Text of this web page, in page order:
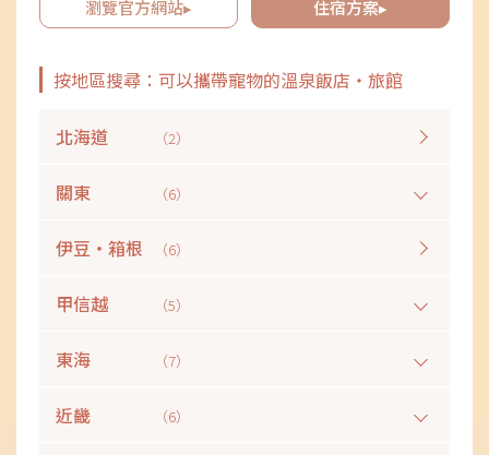
瀏覽官方網站▸ 住宿方案▸
按地區搜尋：可以攜帶寵物的溫泉飯店・旅館
北海道 （2）
關東 （6）
伊豆・箱根 （6）
甲信越 （5）
東海 （7）
近畿 （6）